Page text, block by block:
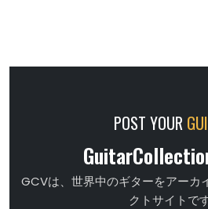
POST YOUR
GCVは、世界中のギターをアーカ
クトサイトです